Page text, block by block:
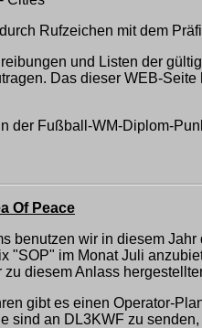
Rufzeichen mit dem
und Listen der
Das dieser WEB-
der Fußball-WM-Diplom-
Of Peace
benutzen wir in diesem
"SOP" im Monat Juli
zu diesem Anlass
gibt es einen Operator-
sind an DL3KWF zu